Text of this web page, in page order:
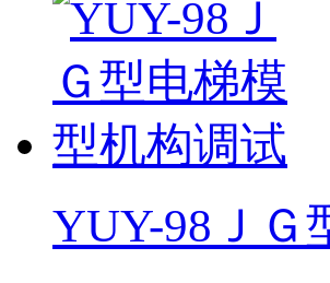
YUY-98ＪＧ